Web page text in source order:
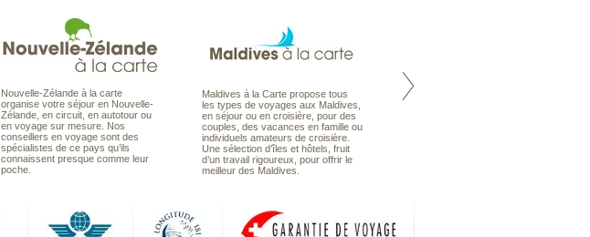
Nouvelle-Zélande à la carte
organise votre séjour en Nouvelle-
Zélande, en circuit, en autotour ou
en voyage sur mesure. Nos
conseillers en voyage sont des
spécialistes de ce pays qu’ils
connaissent presque comme leur
poche.
Maldives à la Carte propose tous
les types de voyages aux Maldives,
en séjour ou en croisière, pour des
couples, des vacances en famille ou
individuels amateurs de croisière.
Une sélection d’îles et hôtels, fruit
d’un travail rigoureux, pour offrir le
meilleur des Maldives.
Notre site Odyssee est un portail